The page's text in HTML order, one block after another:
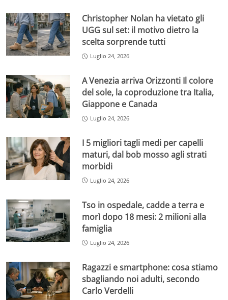
Christopher Nolan ha vietato gli
UGG sul set: il motivo dietro la
scelta sorprende tutti
Luglio 24, 2026
A Venezia arriva Orizzonti Il colore
del sole, la coproduzione tra Italia,
Giappone e Canada
Luglio 24, 2026
I 5 migliori tagli medi per capelli
maturi, dal bob mosso agli strati
morbidi
Luglio 24, 2026
Tso in ospedale, cadde a terra e
morì dopo 18 mesi: 2 milioni alla
famiglia
Luglio 24, 2026
Ragazzi e smartphone: cosa stiamo
sbagliando noi adulti, secondo
Carlo Verdelli